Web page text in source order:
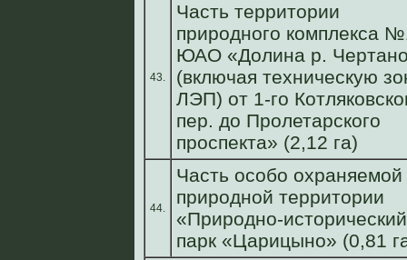
43.
Часть территории
природного комплекса
ЮАО «Долина р.
(включая техническую
ЛЭП) от 1-го
пер. до Пролетарского
проспекта» (2,12 га)
44.
Часть особо охраняемой
природной территории
«Природно-исторический
парк «Царицыно» (0,81